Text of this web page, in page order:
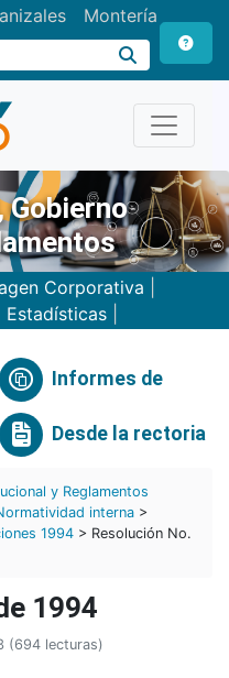
Montería
Gobierno
Corporativa
Estadísticas
Informes de
Desde la rectoria
y Reglamentos
interna >
1994 > Resolución No.
1994
(694 lecturas)